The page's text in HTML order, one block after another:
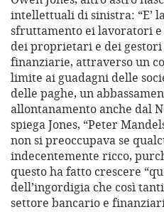
intellettuali di sinistra: “E’
sfruttamento ei lavoratori
dei proprietari e dei
finanziarie, attraverso un
limite ai guadagni delle
delle paghe, un
allontanamento anche dal
spiega Jones, “Peter
non si preoccupava se
indecentemente ricco,
questo ha fatto crescere
dell’ingordigia che così
settore bancario e